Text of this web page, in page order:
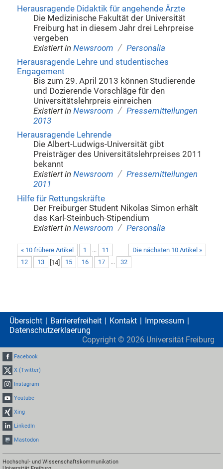
Herausragende Didaktik für angehende Ärzte
Die Medizinische Fakultät der Universität
Freiburg hat in diesem Jahr drei Lehrpreise
vergeben
Existiert in Newsroom / Personalia
Herausragende Lehre und studentisches
Engagement
Bis zum 29. April 2013 können Studierende
und Dozierende Vorschläge für den
Universitätslehrpreis einreichen
Existiert in Newsroom / Pressemitteilungen
2013
Herausragende Lehrende
Die Albert-Ludwigs-Universität gibt
Preisträger des Universitätslehrpreises 2011
bekannt
Existiert in Newsroom / Pressemitteilungen
2011
Hilfe für Rettungskräfte
Der Freiburger Student Nikolas Simon erhält
das Karl-Steinbuch-Stipendium
Existiert in Newsroom / Personalia
« 10 frühere Artikel Die nächsten 10 Artikel »
1 ...
11
12
13 [14] 15 16 17 ... 32
Übersicht Barrierefreiheit Kontakt
Impressum
Datenschutzerklaerung
Copyright © 2026 Universität Freiburg
Facebook
X (Twitter)
Instagram
Youtube
Xing
LinkedIn
Mastodon
Hochschul- und Wissenschaftskommunikation